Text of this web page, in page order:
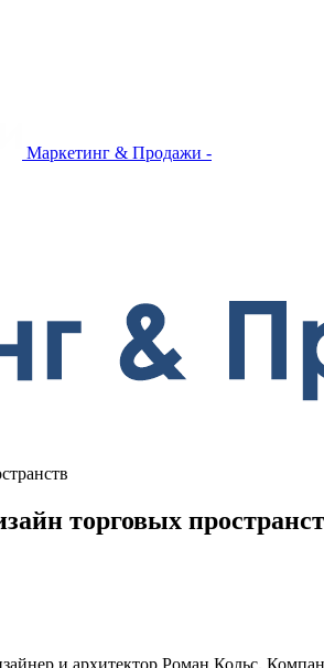
Маркетинг & Продажи -
торговых
и архитектор Роман Кольс.